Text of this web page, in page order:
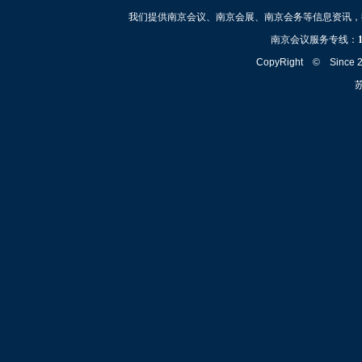
我们提供南京会议、南京会展、南京会务等信息资讯
南京会议服务专线：
CopyRight © Since